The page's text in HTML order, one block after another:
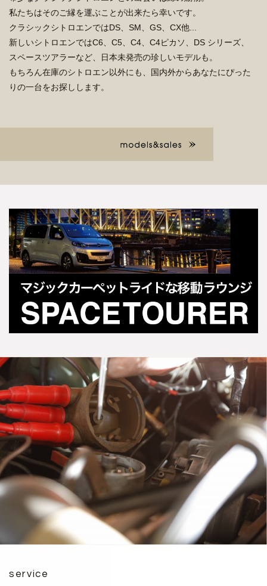
私たちはそのご縁を運ぶことが出来たら幸いです。
クラシックシトロエンではDS、SM、GS、CX他...
新しいシトロエンではC6、C5、C4、C4ピカソ、DS シリーズ、
スペースツアラーなど、日本未発売の珍しいモデルも。
もちろん在庫のシトロエン以外にも、国内外からあなたにぴった
りの一台をお探しします。
service